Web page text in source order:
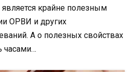
является крайне полезным
ОРВИ и других
А о полезных свойствах
часами…